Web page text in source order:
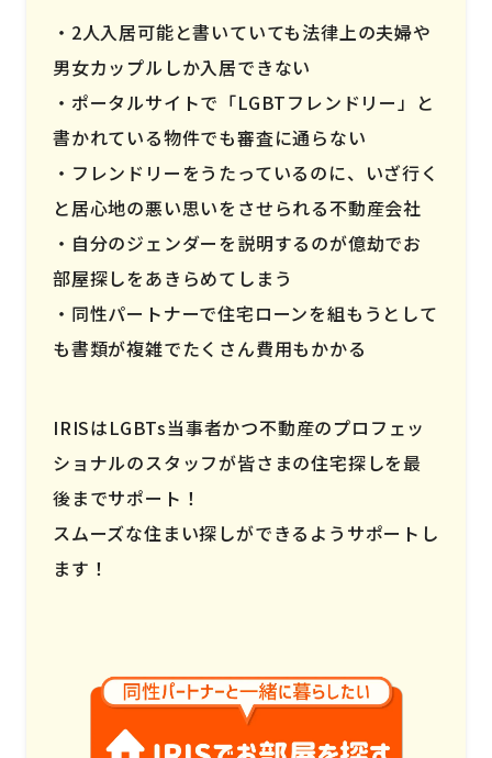
2人入居可能と書いていても法律上の夫婦や
男女カップルしか入居できない
ポータルサイトで「LGBTフレンドリー」と
書かれている物件でも審査に通らない
フレンドリーをうたっているのに、いざ行く
と居心地の悪い思いをさせられる不動産会社
自分のジェンダーを説明するのが億劫でお
部屋探しをあきらめてしまう
同性パートナーで住宅ローンを組もうとして
も書類が複雑でたくさん費用もかかる
IRISはLGBTs当事者かつ不動産のプロフェッ
ショナルのスタッフが皆さまの住宅探しを最
後までサポート！
スムーズな住まい探しができるようサポートし
ます！